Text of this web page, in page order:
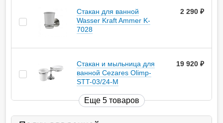
Стакан для ванной
Wasser Kraft Ammer K-
7028
2 290
Стакан и мыльница для
ванной Cezares Olimp-
STT-03/24-M
19 920
Еще 5 товаров